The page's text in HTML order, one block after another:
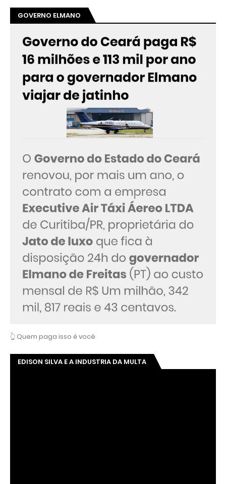
GOVERNO ELMANO
👆 Quem paga isso é você
EDISON SILVA E A INDUSTRIA DA MULTA